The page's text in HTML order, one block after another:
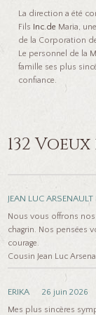
La direction a été
Fils Inc.de Maria,
de la Corporation
Le personnel de la
famille ses plus
confiance.
132
JEAN LUC ARSENAULT
Nous vous offrons
chagrin. Nos pensées
courage.
Cousin Jean Luc
ERIKA
26 juin 2026
Mes plus sincères